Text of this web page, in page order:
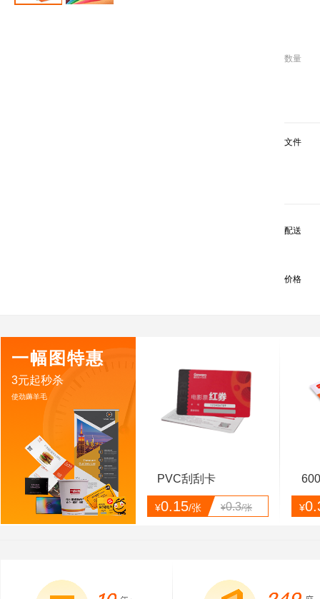
数量
文件
配送
价格
一幅图特惠
3元起秒杀
使劲薅羊毛
PVC刮刮卡
¥0.15/张 ¥0.3/张 ¥